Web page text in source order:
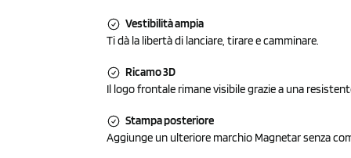
Vestibilità ampia
Ti dà la libertà di lanciare, tirare e camminare.
Ricamo 3D
Il logo frontale rimane visibile grazie a una
Stampa posteriore
Aggiunge un ulteriore marchio Magnetar senza